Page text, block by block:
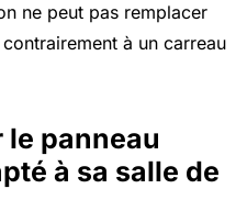
ne peut pas remplacer
à un carreau
panneau
à sa salle de